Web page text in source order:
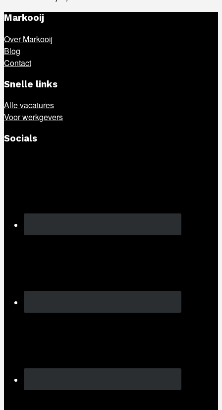
Markooij
Over Markooij
Blog
Contact
Snelle links
Alle vacatures
Voor werkgevers
Socials